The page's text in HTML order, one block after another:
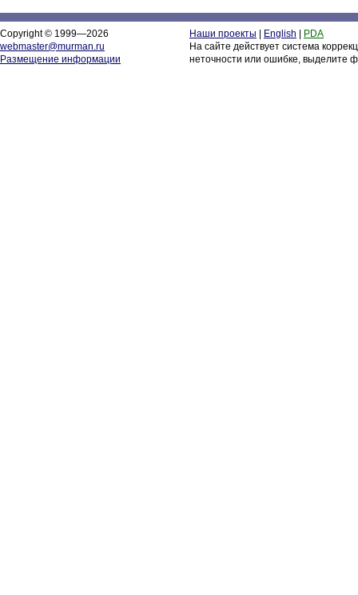
Copyright © 1999—2026
webmaster@murman.ru
Размещение информации
Наши проекты English
PDA
На сайте действует система
неточности или ошибке, выделите